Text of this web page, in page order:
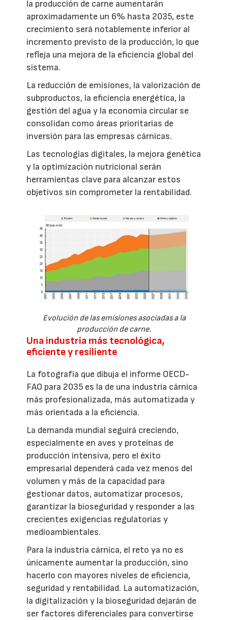
la producción de carne aumentarán
aproximadamente un 6% hasta 2035, este
crecimiento será notablemente inferior al
incremento previsto de la producción, lo que
refleja una mejora de la eficiencia global del
sistema.
La reducción de emisiones, la valorización de
subproductos, la eficiencia energética, la
gestión del agua y la economía circular se
consolidan como áreas prioritarias de
inversión para las empresas cárnicas.
Las tecnologías digitales, la mejora genética
y la optimización nutricional serán
herramientas clave para alcanzar estos
objetivos sin comprometer la rentabilidad.
Evolución de las emisiones asociadas a la
producción de carne.
Una industria más tecnológica,
eficiente y resiliente
La fotografía que dibuja el informe OECD-
FAO para 2035 es la de una industria cárnica
más profesionalizada, más automatizada y
más orientada a la eficiencia.
La demanda mundial seguirá creciendo,
especialmente en aves y proteínas de
producción intensiva, pero el éxito
empresarial dependerá cada vez menos del
volumen y más de la capacidad para
gestionar datos, automatizar procesos,
garantizar la bioseguridad y responder a las
crecientes exigencias regulatorias y
medioambientales.
Para la industria cárnica, el reto ya no es
únicamente aumentar la producción, sino
hacerlo con mayores niveles de eficiencia,
seguridad y rentabilidad. La automatización,
la digitalización y la bioseguridad dejarán de
ser factores diferenciales para convertirse